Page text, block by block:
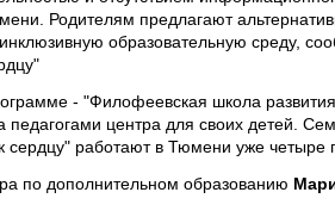
Родителям предлагают
образовательную среду,
- "Филофеевская школа
педагогами центра для своих детей.
сердцу" работают в Тюмени уже четыре
по дополнительном образованию